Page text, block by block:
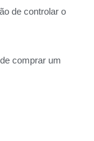
de controlar o
comprar um